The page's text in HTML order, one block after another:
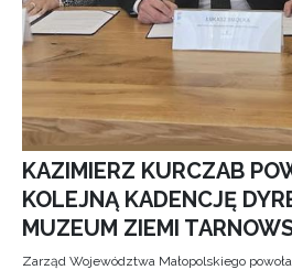
KAZIMIERZ KURCZAB
KOLEJNĄ KADENCJĘ
MUZEUM ZIEMI
Zarząd Województwa Małopolskiego